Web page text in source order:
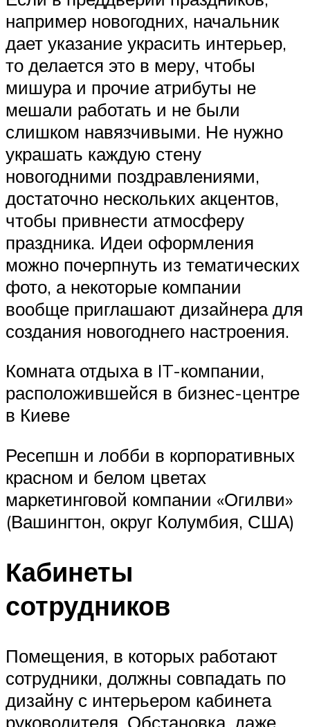
например новогодних, начальник
дает указание украсить интерьер,
то делается это в меру, чтобы
мишура и прочие атрибуты не
мешали работать и не были
слишком навязчивыми. Не нужно
украшать каждую стену
новогодними поздравлениями,
достаточно нескольких акцентов,
чтобы привнести атмосферу
праздника. Идеи оформления
можно почерпнуть из тематических
фото, а некоторые компании
вообще приглашают дизайнера для
создания новогоднего настроения.
Комната отдыха в IT-компании,
расположившейся в бизнес-центре
в Киеве
Ресепшн и лобби в корпоративных
красном и белом цветах
маркетинговой компании «Огилви»
(Вашингтон, округ Колумбия, США)
Кабинеты
сотрудников
Помещения, в которых работают
сотрудники, должны совпадать по
дизайну с интерьером кабинета
руководителя. Обстановка, даже